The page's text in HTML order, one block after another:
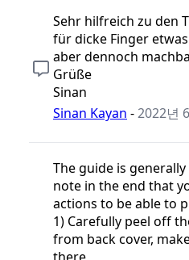
Sehr hilfreich zu den
für dicke Finger
aber dennoch
Grüße
Sinan
Sinan Kayan -2022년
The guide is
note in the end that
actions to be able to
1) Carefully peel off
from back cover,